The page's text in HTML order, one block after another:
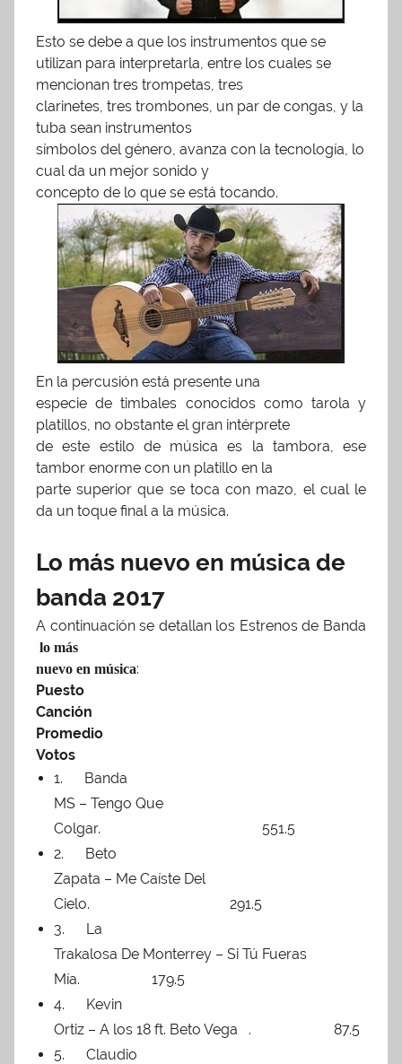
o
1
8
,
2
0
Esto se debe a que los instrumentos que se
utilizan para interpretarla, entre los cuales se
mencionan tres trompetas, tres
clarinetes, tres trombones, un par de congas, y la
tuba sean instrumentos
símbolos del género, avanza con la tecnología, lo
cual da un mejor sonido y
concepto de lo que se está tocando.
En la percusión está presente una
especie de timbales conocidos como tarola y
platillos, no obstante el gran intérprete
de este estilo de música es la tambora, ese
tambor enorme con un platillo en la
parte superior que se toca con mazo, el cual le
da un toque final a la música.
Lo más nuevo en música de
banda 2017
A continuación se detallan los Estrenos de Banda
lo más
nuevo en música:
Puesto
Canción
Promedio
Votos
1. Banda
MS – Tengo Que
Colgar. 551.5
2. Beto
Zapata – Me Caíste Del
Cielo. 291.5
3. La
Trakalosa De Monterrey – Si Tú Fueras
Mía. 179.5
4. Kevin
Ortiz – A los 18 ft. Beto Vega . 87.5
5. Claudio